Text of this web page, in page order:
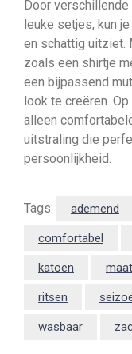
Door
leuke setjes, kun
en schattig uitziet.
zoals een shirtje
een bijpassend
look te creëren.
alleen
uitstraling die
persoonlijkheid.
Tags: ademend
comfortabel
katoen maat
ritsen
wasbaar